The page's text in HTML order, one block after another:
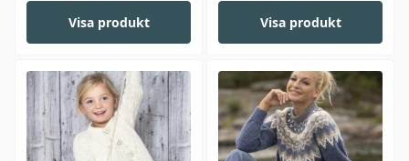
Visa produkt
Visa produkt